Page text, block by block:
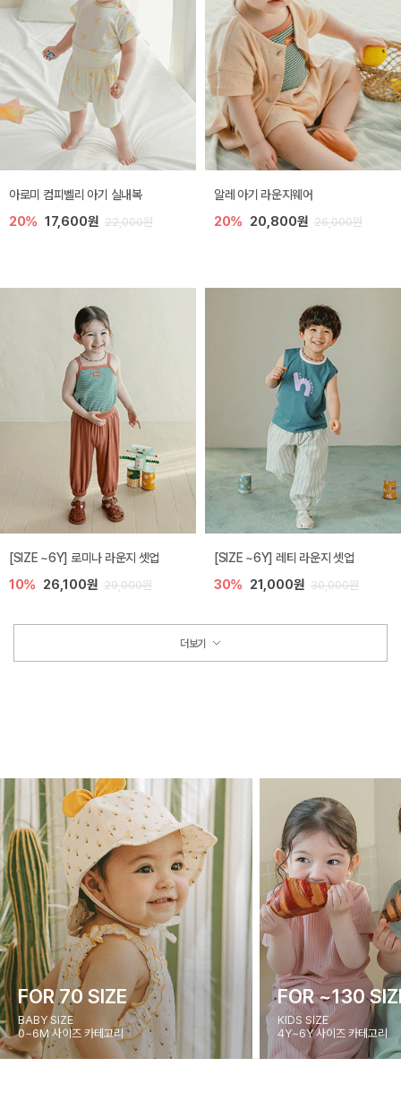
아로미 컴피벨리 아기 실내복
20% 17,600원 22,000원
알레 아기 라운지웨어
20% 20,800원 26,000원
[SIZE ~6Y] 로미나 라운지 셋업
10% 26,100원 29,000원
[SIZE ~6Y] 레티 라운지 셋업
30% 21,000원 30,000원
더보기
FOR 70 SIZE
BABY SIZE
0~6M 사이즈 카테고리
FOR ~130
KIDS SIZE
4Y~6Y 사이즈 카테고리